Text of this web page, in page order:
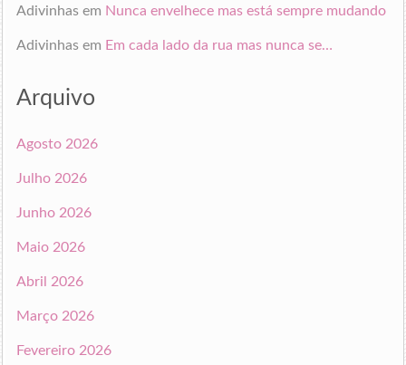
Adivinhasem Nunca envelhece mas está sempre mudando
Adivinhasem Em cada lado da rua mas nunca se…
Arquivo
Agosto 2026
Julho 2026
Junho 2026
Maio 2026
Abril 2026
Março 2026
Fevereiro 2026